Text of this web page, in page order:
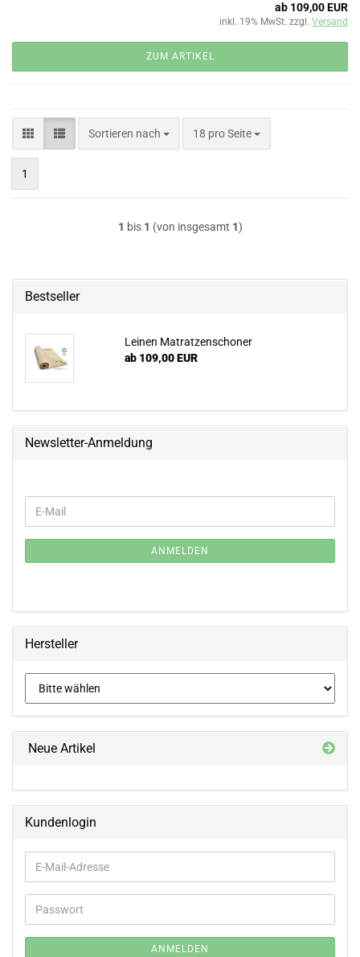
ab 109,00 EUR
inkl. 19% MwSt. zzgl. Versand
ZUM ARTIKEL
Sortieren nach
Sortieren nach 18 pro Seite
pro Seite
1
1 bis 1 (von insgesamt 1)
Bestseller
Leinen Matratzenschoner
ab 109,00 EUR
Newsletter-Anmeldung
ZUR
E-
Mail
ANMELDEN
Hersteller
Neue Artikel
Kundenlogin
E-
Mail-
Adresse
Passwort
ANMELDEN